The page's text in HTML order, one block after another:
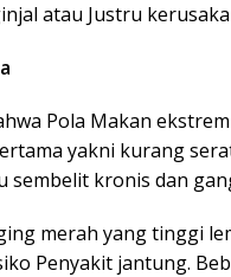
atau Justru
Pola Makan
yakni kurang
sembelit kronis dan
merah yang tinggi
Penyakit jantung.